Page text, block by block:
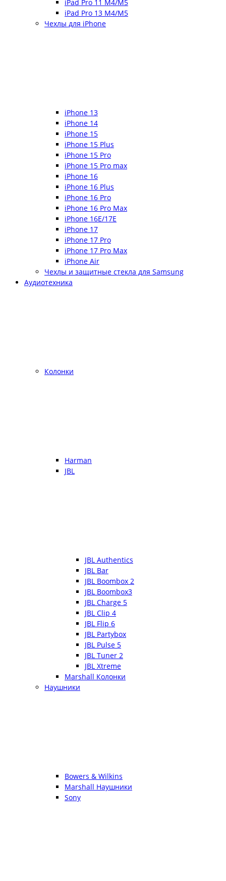
iPad Pro 11 M4/M5
iPad Pro 13 M4/M5
Чехлы для iPhone
iPhone 13
iPhone 14
iPhone 15
iPhone 15 Plus
iPhone 15 Pro
iPhone 15 Pro max
iPhone 16
iPhone 16 Plus
iPhone 16 Pro
iPhone 16 Pro Max
iPhone 16E/17E
iPhone 17
iPhone 17 Pro
iPhone 17 Pro Max
iPhone Air
Чехлы и защитные стекла для Samsung
Аудиотехника
Колонки
Harman
JBL
JBL Authentics
JBL Bar
JBL Boombox 2
JBL Boombox3
JBL Charge 5
JBL Clip 4
JBL Flip 6
JBL Partybox
JBL Pulse 5
JBL Tuner 2
JBL Xtreme
Marshall Колонки
Наушники
Bowers & Wilkins
Marshall Наушники
Sony